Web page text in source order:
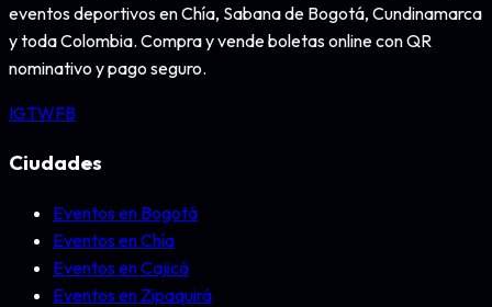
eventos deportivos en Chía, Sabana de Bogotá, Cundinamarca
y toda Colombia. Compra y vende boletas online con QR
nominativo y pago seguro.
IGTWFB
Ciudades
Eventos en Bogotá
Eventos en Chía
Eventos en Cajicá
Eventos en Zipaquirá